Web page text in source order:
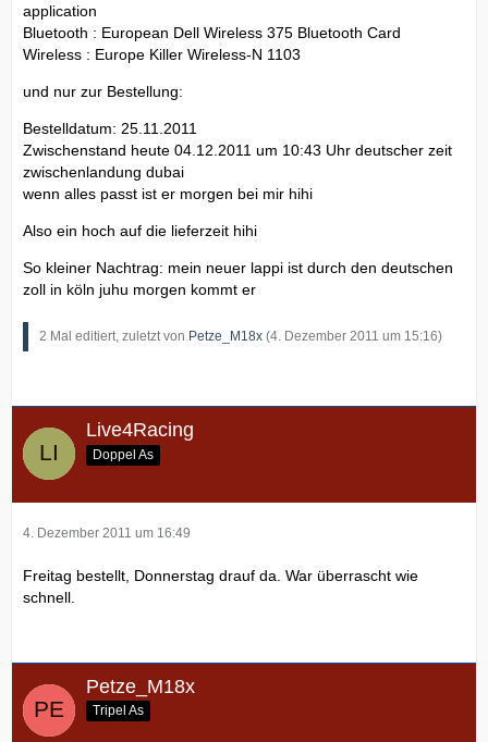
application
Bluetooth : European Dell Wireless 375 Bluetooth Card
Wireless : Europe Killer Wireless-N 1103
und nur zur Bestellung:
Bestelldatum: 25.11.2011
Zwischenstand heute 04.12.2011 um 10:43 Uhr deutscher zeit
zwischenlandung dubai
wenn alles passt ist er morgen bei mir hihi
Also ein hoch auf die lieferzeit hihi
So kleiner Nachtrag: mein neuer lappi ist durch den deutschen
zoll in köln juhu morgen kommt er
2 Mal editiert, zuletzt von Petze_M18x (4. Dezember 2011 um 15:16)
Live4Racing
Doppel As
4. Dezember 2011 um 16:49
Freitag bestellt, Donnerstag drauf da. War überrascht wie
schnell.
Petze_M18x
Tripel As